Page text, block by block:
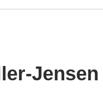
Jensen